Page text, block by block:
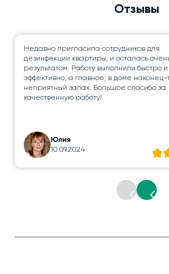
Отзывы
Недавно пригласила сотрудников для
дезинфекции квартиры, и осталась
результатом. Работу выполнили быстро и
эффективно, а главное, в доме наконец-
неприятный запах. Большое спасибо за
качественную работу!
Юлия
10.09.2024